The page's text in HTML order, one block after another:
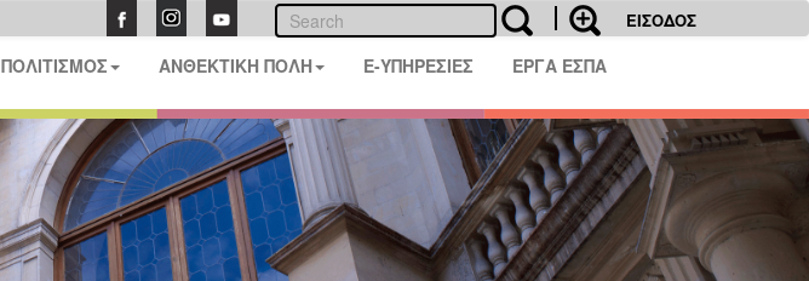
ΕΙΣΟΔΟΣ
ΠΟΛΙΤΙΣΜΟΣ ΑΝΘΕΚΤΙΚΗ ΠΟΛΗ E-ΥΠΗΡΕΣΙΕΣ ΕΡΓΑ ΕΣΠΑ